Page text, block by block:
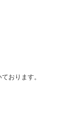
おります。